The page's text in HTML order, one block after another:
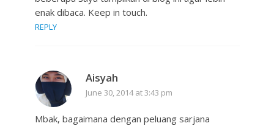
enak dibaca. Keep in touch.
REPLY
Aisyah
June 30, 2014 at 3:43 pm
Mbak, bagaimana dengan peluang sarjana